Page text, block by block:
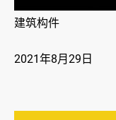
建筑构件
2021年8月29日